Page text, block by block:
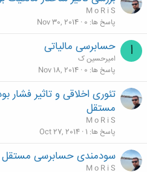
M o R i S
پاسخ ها 0
Nov 30, 2014
ا حسابرسی مالیاتی
امیرحسین ک
پاسخ ها 0
Nov 18, 2014
تئوری اخلاقی و تاثیر فشار
مستقل
M o R i S
پاسخ ها 1
Oct 27, 2014
سودمندی حسابرسی
M o R i S